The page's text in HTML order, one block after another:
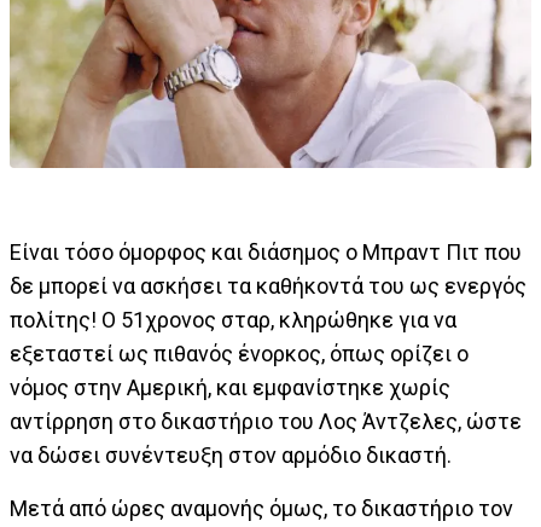
Είναι τόσο όμορφος και διάσημος ο Μπραντ Πιτ που
δε μπορεί να ασκήσει τα καθήκοντά του ως ενεργός
πολίτης! Ο 51χρονος σταρ, κληρώθηκε για να
εξεταστεί ως πιθανός ένορκος, όπως ορίζει ο
νόμος στην Αμερική, και εμφανίστηκε χωρίς
αντίρρηση στο δικαστήριο του Λος Άντζελες, ώστε
να δώσει συνέντευξη στον αρμόδιο δικαστή.
Μετά από ώρες αναμονής όμως, το δικαστήριο τον